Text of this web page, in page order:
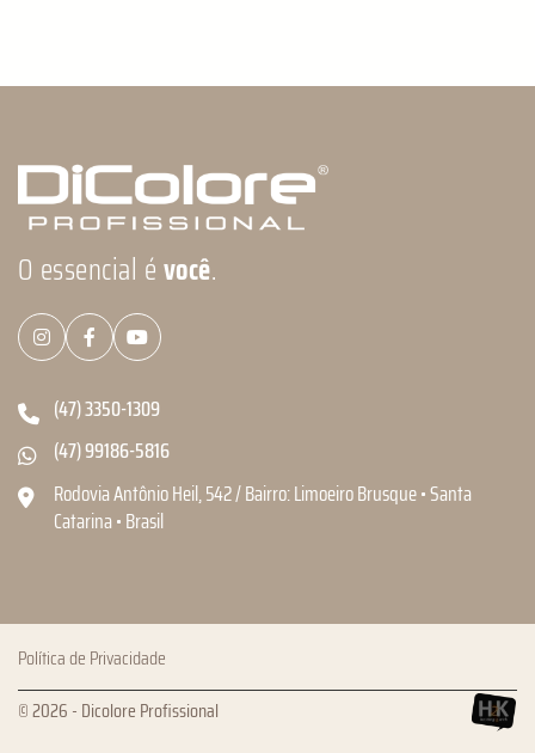
O essencial évocê.
(47) 3350-1309
(47) 99186-5816
Rodovia Antônio Heil, 542 / Bairro: Limoeiro Brusque • Santa
Catarina • Brasil
Política de Privacidade
© 2026 - Dicolore Profissional